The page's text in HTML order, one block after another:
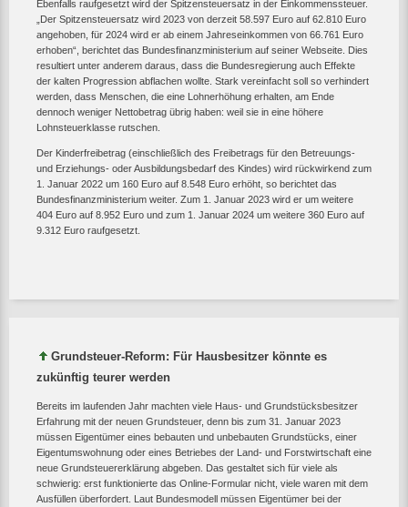
Ebenfalls raufgesetzt wird der Spitzensteuersatz in der Einkommenssteuer.
„Der Spitzensteuersatz wird 2023 von derzeit 58.597 Euro auf 62.810 Euro
angehoben, für 2024 wird er ab einem Jahreseinkommen von 66.761 Euro
erhoben“, berichtet das Bundesfinanzministerium auf seiner Webseite. Dies
resultiert unter anderem daraus, dass die Bundesregierung auch Effekte
der kalten Progression abflachen wollte. Stark vereinfacht soll so verhindert
werden, dass Menschen, die eine Lohnerhöhung erhalten, am Ende
dennoch weniger Nettobetrag übrig haben: weil sie in eine höhere
Lohnsteuerklasse rutschen.
Der Kinderfreibetrag (einschließlich des Freibetrags für den Betreuungs-
und Erziehungs- oder Ausbildungsbedarf des Kindes) wird rückwirkend zum
1. Januar 2022 um 160 Euro auf 8.548 Euro erhöht, so berichtet das
Bundesfinanzministerium weiter. Zum 1. Januar 2023 wird er um weitere
404 Euro auf 8.952 Euro und zum 1. Januar 2024 um weitere 360 Euro auf
9.312 Euro raufgesetzt.
Grundsteuer-Reform: Für Hausbesitzer könnte es
zukünftig teurer werden
Bereits im laufenden Jahr machten viele Haus- und Grundstücksbesitzer
Erfahrung mit der neuen Grundsteuer, denn bis zum 31. Januar 2023
müssen Eigentümer eines bebauten und unbebauten Grundstücks, einer
Eigentumswohnung oder eines Betriebes der Land- und Forstwirtschaft eine
neue Grundsteuererklärung abgeben. Das gestaltet sich für viele als
schwierig: erst funktionierte das Online-Formular nicht, viele waren mit dem
Ausfüllen überfordert. Laut Bundesmodell müssen Eigentümer bei der